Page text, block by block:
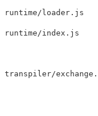
runtime/loader.js
runtime/index.js